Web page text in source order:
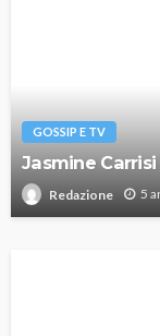
GOSSIP E TV
Jasmine
Redazione 5